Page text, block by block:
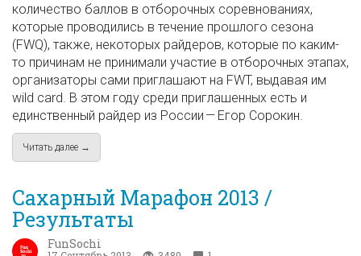
количество баллов в отборочных соревнованиях,
которые проводились в течение прошлого сезона
(FWQ), также, некоторых райдеров, которые по каким-
то причинам не принимали участие в отборочных этапах,
организаторы сами приглашают на FWT, выдавая им
wild card. В этом году среди приглашенных есть и
единственный райдер из России — Егор Сорокин.
Читать далее →
Сахарный Марафон 2013 /
Результаты
FunSochi